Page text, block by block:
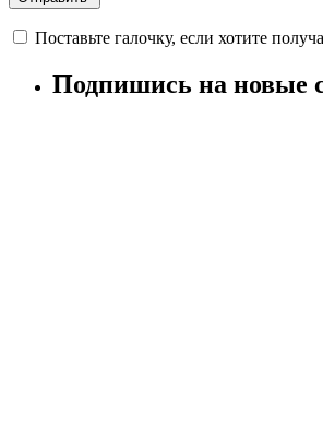
Поставьте галочку, если хотите
Подпишись на новые